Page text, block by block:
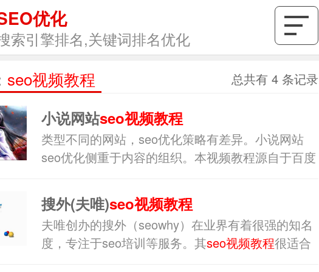
优化
索引擎排名,关键词排名优化
seo视频教程 总共有 4 条记录
小说网站seo视频教程
类型不同的网站，seo优化策略有差异。小说网站
seo优化侧重于内容的组织。本视频教程源自于百度
搜外(夫唯)seo视频教程
夫唯创办的搜外（seowhy）在业界有着很强的知名
度，专注于seo培训等服务。其seo视频教程很适合